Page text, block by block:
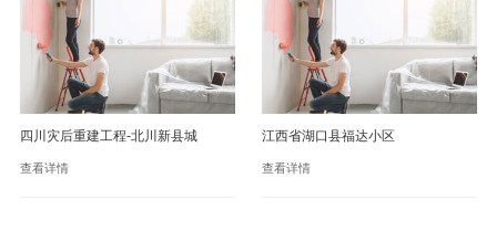
四川灾后重建工程-北川新县城
查看详情
江西省湖口县福达小区
查看详情